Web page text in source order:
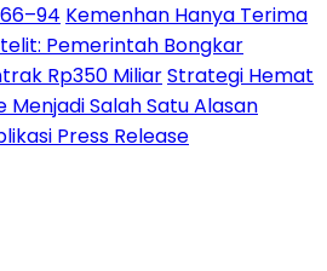
Kemenhan Hanya Terima
Pemerintah Bongkar
Rp350 MiliarStrategi Hemat
Menjadi Salah Satu Alasan
Press Release